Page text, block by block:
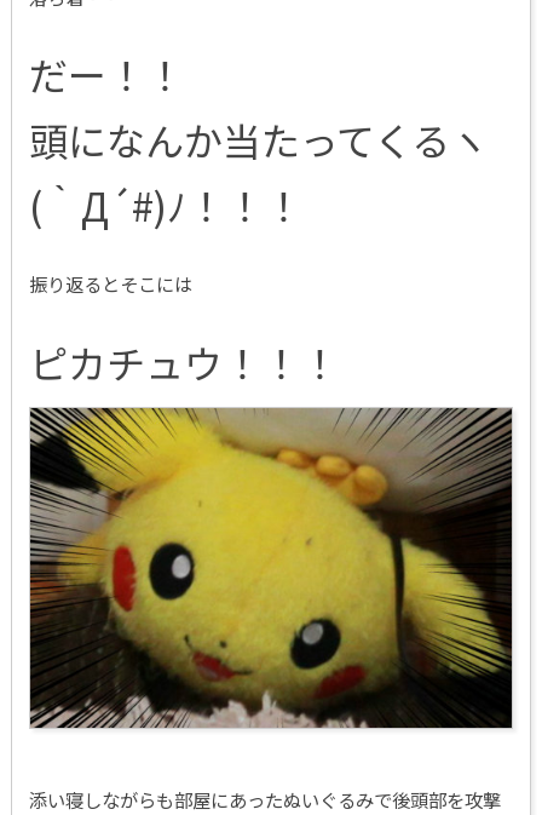
だー！！
頭になんか当たってくるヽ
(｀Д´#)ﾉ！！！
振り返るとそこには
ピカチュウ！！！
添い寝しながらも部屋にあったぬいぐるみで後頭部を攻撃